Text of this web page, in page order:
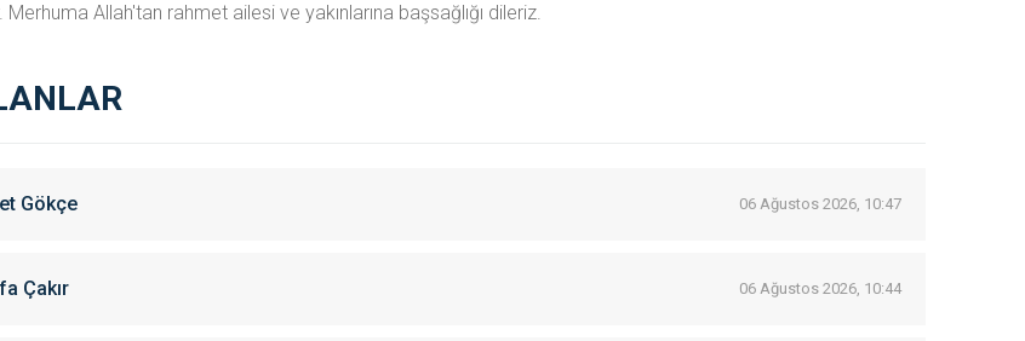
Allah'tan rahmet ailesi ve yakınlarına başsağlığı dileriz.
Gökçe 06 Ağustos 2026, 10:47
Çakır 06 Ağustos 2026, 10:44